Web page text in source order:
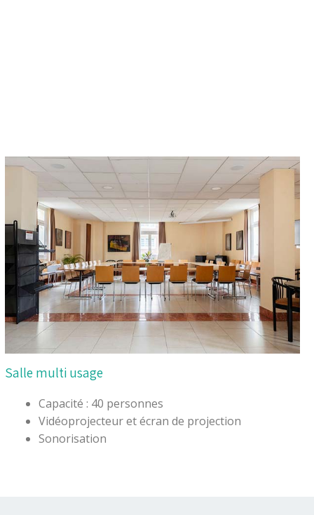
Salle multi usage
Capacité : 40 personnes
Vidéoprojecteur et écran de projection
Sonorisation